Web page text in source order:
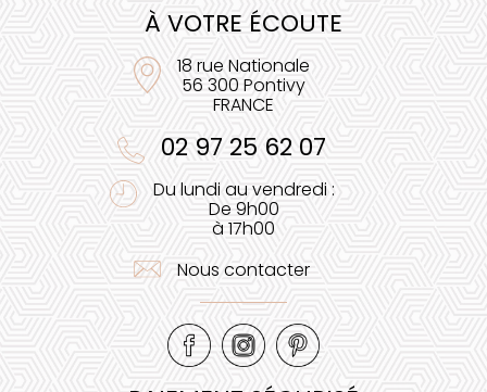
À VOTRE ÉCOUTE
18 rue Nationale
56 300 Pontivy
FRANCE
02 97 25 62 07
Du lundi au vendredi :
De 9h00
à 17h00
Nous contacter